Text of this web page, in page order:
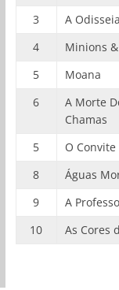
3
A Odisseia
4
Minions
5
Moana
6
A Morte
Chamas
5 O Convite
8
Águas
9
A
10
As Cores